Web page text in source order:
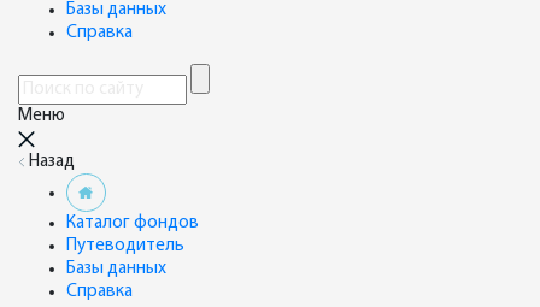
Базы данных
Справка
Меню
Назад
Каталог фондов
Путеводитель
Базы данных
Справка